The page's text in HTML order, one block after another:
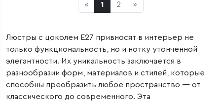
« 1 2 »
Люстры с цоколем E27 привносят в интерьер не
только функциональность, но и нотку утончённой
элегантности. Их уникальность заключается в
разнообразии форм, материалов и стилей, которые
способны преобразить любое пространство — от
классического до современного. Эта